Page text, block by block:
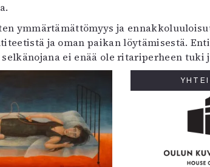
ymmärtämättömyys ja
ja oman paikan löytämisestä.
ei enää ole ritariperheen tuki